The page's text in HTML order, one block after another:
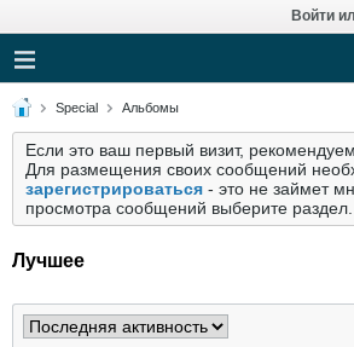
Войти
Special Альбомы
Если это ваш первый визит,
Для размещения своих сообщений
зарегистрироваться - это не займет
просмотра сообщений выберите раздел.
Лучшее